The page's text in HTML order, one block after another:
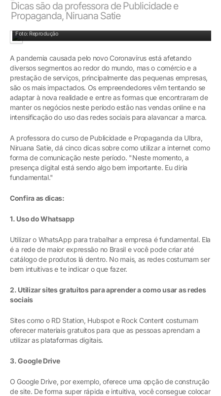
Dicas são da professora de Publicidade e
Propaganda, Niruana Satie
Foto: Reprodução
A pandemia causada pelo novo Coronavírus está afetando
diversos segmentos ao redor do mundo, mas o comércio e a
prestação de serviços, principalmente das pequenas empresas,
são os mais impactados. Os empreendedores vêm tentando se
adaptar à nova realidade e entre as formas que encontraram de
manter os negócios neste período estão nas vendas online e na
intensificação do uso das redes sociais para alavancar a marca.
A professora do curso de Publicidade e Propaganda da Ulbra,
Niruana Satie, dá cinco dicas sobre como utilizar a internet como
forma de comunicação neste período. "Neste momento, a
presença digital está sendo algo bem importante. Eu diria
fundamental."
Confira as dicas:
1. Uso do Whatsapp
Utilizar o WhatsApp para trabalhar a empresa é fundamental. Ela
é a rede de maior expressão no Brasil e você pode criar até
catálogo de produtos lá dentro. No mais, as redes costumam ser
bem intuitivas e te indicar o que fazer.
2. Utilizar sites gratuitos para aprender a como usar as redes
sociais
Sites como o RD Station, Hubspot e Rock Content costumam
oferecer materiais gratuitos para que as pessoas aprendam a
utilizar as plataformas digitais.
3. Google Drive
O Google Drive, por exemplo, oferece uma opção de construção
de site. De forma super rápida e intuitiva, você consegue colocar